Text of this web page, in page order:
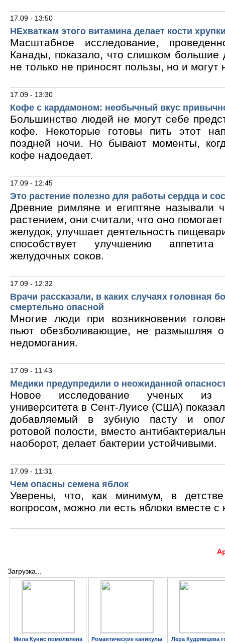
17.09 - 13:50
НЕхваткам этого витамина делает кости
Масштабное исследование,
Канады, показало, что слишком большие
не только не приносят пользы, но и могут
17.09 - 13:30
Кофе с кардамоном: необычный вкус
Большинство людей не могут себе
кофе. Некоторые готовы пить этот
поздней ночи. Но бывают моменты,
кофе надоедает.
17.09 - 12:45
Это растение полезно для работы сердца и
Древние римляне и египтяне называли
растением, они считали, что оно
желудок, улучшает деятельность
способствует улучшению
желудочных соков.
17.09 - 12:32
Врачи рассказали, в каких случаях головная
смертельно опасной
Многие люди при возникновении
пьют обезболивающие, не размышляя о
недомогания.
17.09 - 11:43
Медики предупредили о неожиданной
Новое исследование ученых из
университета в Сент-Луисе (США)
добавляемый в зубную пасту и
ротовой полости, вместо
наоборот, делает бактерии устойчивыми.
17.09 - 11:31
Чем опасны семена яблок
Уверены, что, как минимум, в
вопросом, можно ли есть яблоки вместе с
Загрузка...
Мила Кунис помолвлена
Романтические каникулы
Лера Кудрявцева